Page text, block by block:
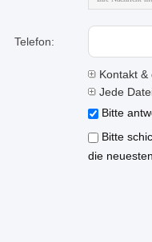
Telefon:
Kontakt &
Jede
Bitte
Bitte
die